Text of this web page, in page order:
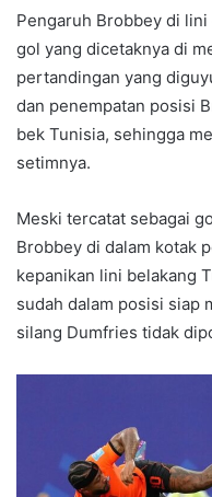
Pengaruh Brobbey di
gol yang dicetaknya di
pertandingan yang
dan penempatan posisi
bek Tunisia, sehingga
setimnya.
Meski tercatat sebagai
Brobbey di dalam kotak
kepanikan lini belakang
sudah dalam posisi siap
silang Dumfries tidak